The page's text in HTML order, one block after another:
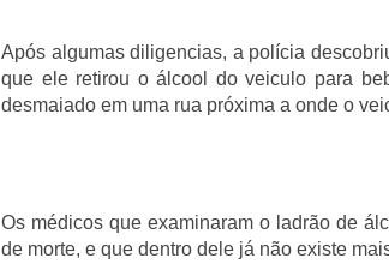
Após algumas diligencias, a polícia
que ele retirou o álcool do veiculo para
desmaiado em uma rua próxima a onde o
Os médicos que examinaram o ladrão de
de morte, e que dentro dele já não existe